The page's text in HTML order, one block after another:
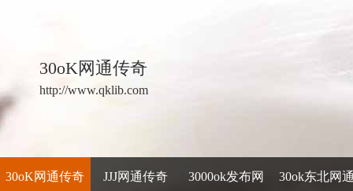
30oK网通传奇
http://www.qklib.com
30oK网通传奇 JJJ网通传奇 3000ok发布网 30ok东北网